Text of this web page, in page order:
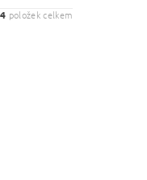
4 položek celkem